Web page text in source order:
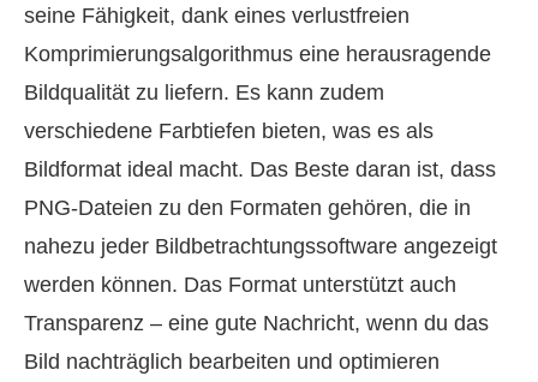
seine Fähigkeit, dank eines verlustfreien
Komprimierungsalgorithmus eine herausragende
Bildqualität zu liefern. Es kann zudem
verschiedene Farbtiefen bieten, was es als
Bildformat ideal macht. Das Beste daran ist, dass
PNG-Dateien zu den Formaten gehören, die in
nahezu jeder Bildbetrachtungssoftware angezeigt
werden können. Das Format unterstützt auch
Transparenz – eine gute Nachricht, wenn du das
Bild nachträglich bearbeiten und optimieren